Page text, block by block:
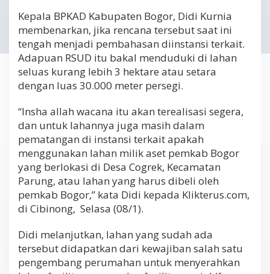
Kepala BPKAD Kabupaten Bogor, Didi Kurnia
membenarkan, jika rencana tersebut saat ini
tengah menjadi pembahasan diinstansi terkait.
Adapuan RSUD itu bakal menduduki di lahan
seluas kurang lebih 3 hektare atau setara
dengan luas 30.000 meter persegi.
“Insha allah wacana itu akan terealisasi segera,
dan untuk lahannya juga masih dalam
pematangan di instansi terkait apakah
menggunakan lahan milik aset pemkab Bogor
yang berlokasi di Desa Cogrek, Kecamatan
Parung, atau lahan yang harus dibeli oleh
pemkab Bogor,” kata Didi kepada Klikterus.com,
di Cibinong, Selasa (08/1).
Didi melanjutkan, lahan yang sudah ada
tersebut didapatkan dari kewajiban salah satu
pengembang perumahan untuk menyerahkan